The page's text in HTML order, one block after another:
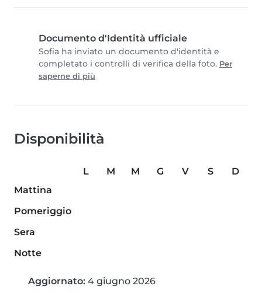
Documento d'Identità ufficiale
Sofia ha inviato un documento d'identità e
completato i controlli di verifica della foto. Per
saperne di più
Disponibilità
L M M G V S
D
Mattina
Pomeriggio
Sera
Notte
Aggiornato: 4 giugno 2026